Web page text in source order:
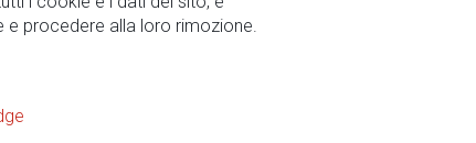
procedere alla loro rimozione.